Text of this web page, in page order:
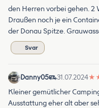
den Herren vorbei gehen. 2
Draußen noch je ein
der Donau Spitze.
Svar
Danny05 31.07.2024★
Kleiner gemütlicher
Ausstattung eher alt aber